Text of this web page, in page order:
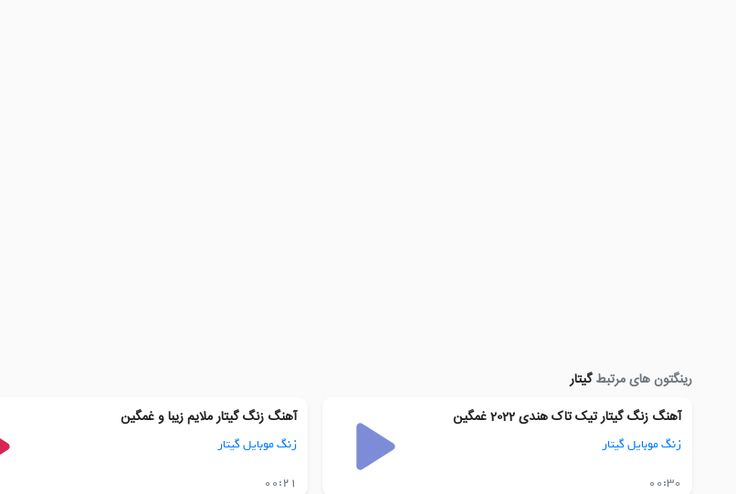
رینگتون های مرتبطگیتار
آهنگ زنگ گیتار تیک تاک هندی 2022 غمگین
زنگ موبایل گیتار
00:30
آهنگ زنگ گیتار ملایم زیبا و غمگین
زنگ موبایل گیتار
00:21